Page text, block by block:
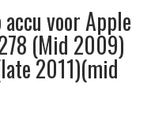
voor Apple
(Mid 2009)
2011)(mid